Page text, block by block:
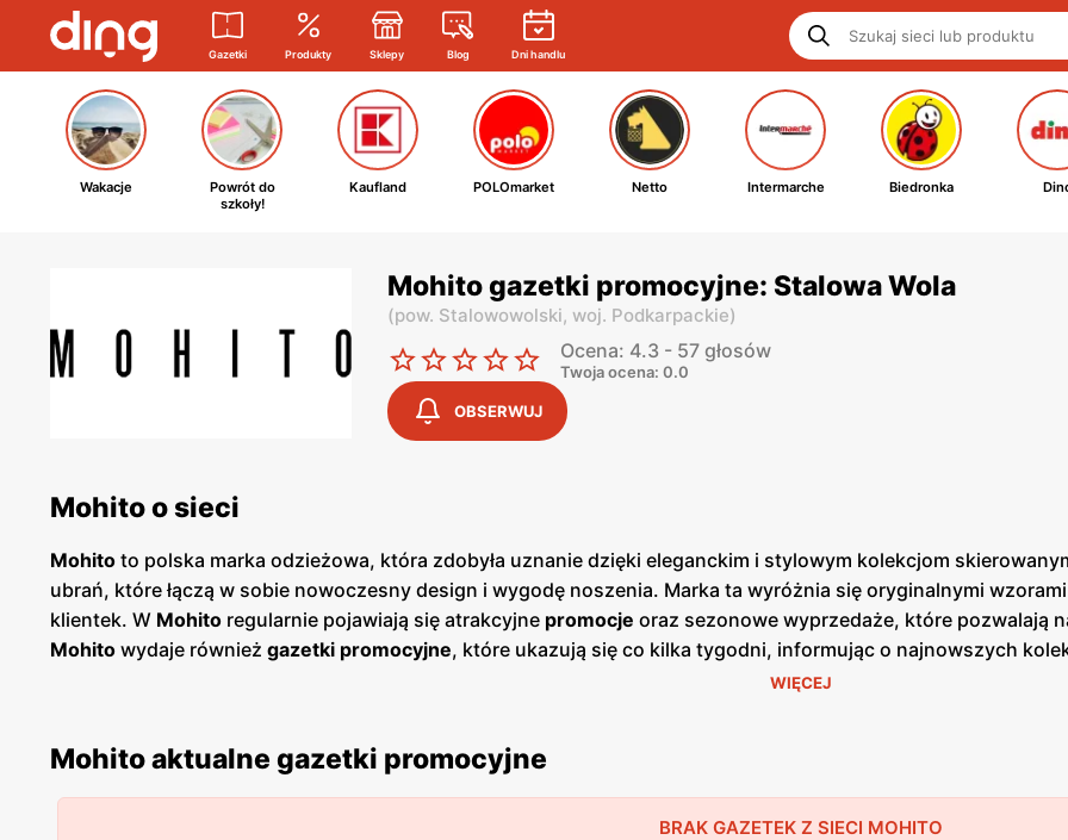
Gazetki Produkty Sklepy Blog Dni handlu
Wakacje
Powrót do
szkoły!
Kaufland POLOmarket Netto Intermarche Biedronka
Mohito gazetki promocyjne: Stalowa Wola
(pow. Stalowowolski, woj. Podkarpackie)
Ocena: 4.3 - 57 głosów
Twoja ocena: 0.0
OBSERWUJ
Mohito o sieci
Mohito to polska marka odzieżowa, która zdobyła uznanie dzięki eleganckim i stylowym kolekcjom
ubrań, które łączą w sobie nowoczesny design i wygodę noszenia. Marka ta wyróżnia się oryginalnymi
klientek. W Mohito regularnie pojawiają się atrakcyjne promocje oraz sezonowe wyprzedaże, które pozwalają
Mohito wydaje również gazetki promocyjne, które ukazują się co kilka tygodni, informując o najnowszych
Mohitoznajdują się w większych
Mohitojest miejscem, gdzie każda kobieta znajdzie coś dla siebie. Marka ta cieszy się dużym uznaniem wśród
komfortu i przystępnych cen.
WIĘCEJ
Mohito aktualne gazetki promocyjne
BRAK GAZETEK Z SIECI MOHITO